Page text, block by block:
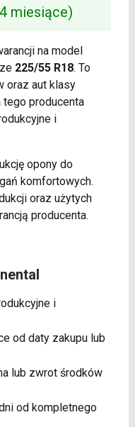
miesiące)
na model
225/55 R18. To
oraz aut klasy
tego producenta
i
opony do
komfortowych.
oraz użytych
producenta.
i
od daty zakupu lub
lub zwrot środków
od kompletnego